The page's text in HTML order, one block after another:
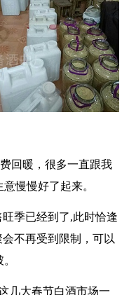
回暖，很多一直跟我
慢慢好了起来。
季已经到了,此时恰逢
不再受到限制，可以
几大春节白酒市场一